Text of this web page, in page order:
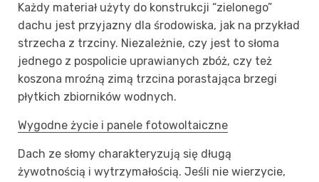
Każdy materiał użyty do konstrukcji “zielonego”
dachu jest przyjazny dla środowiska, jak na przykład
strzecha z trzciny. Niezależnie, czy jest to słoma
jednego z pospolicie uprawianych zbóż, czy też
koszona mroźną zimą trzcina porastająca brzegi
płytkich zbiorników wodnych.
Wygodne życie i panele fotowoltaiczne
Dach ze słomy charakteryzują się długą
żywotnością i wytrzymałością. Jeśli nie wierzycie,